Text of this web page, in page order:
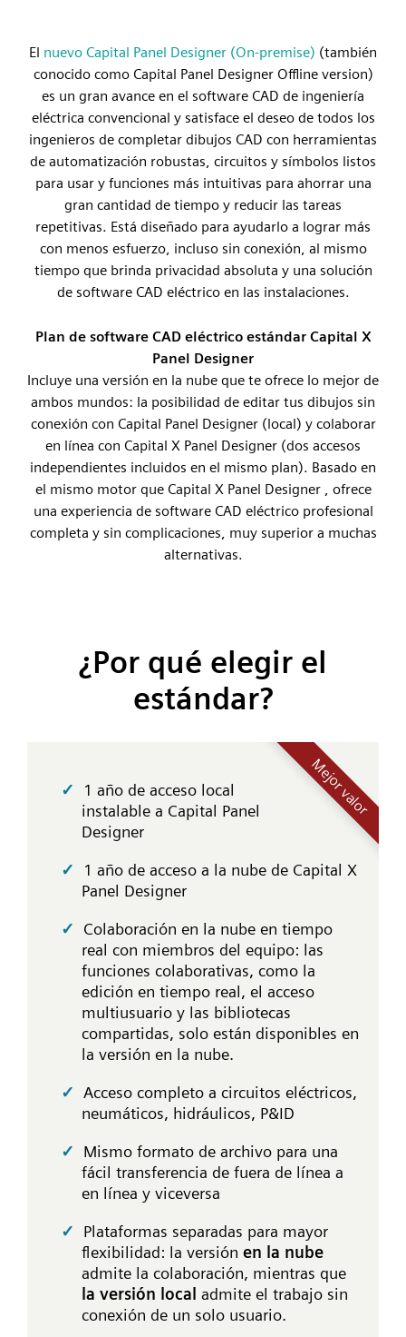
El nuevo Capital Panel Designer (On-premise) (también
conocido como Capital Panel Designer Offline version)
es un gran avance en el software CAD de ingeniería
eléctrica convencional y satisface el deseo de todos los
ingenieros de completar dibujos CAD con herramientas
de automatización robustas, circuitos y símbolos listos
para usar y funciones más intuitivas para ahorrar una
gran cantidad de tiempo y reducir las tareas
repetitivas. Está diseñado para ayudarlo a lograr más
con menos esfuerzo, incluso sin conexión, al mismo
tiempo que brinda privacidad absoluta y una solución
de software CAD eléctrico en las instalaciones.
Plan de software CAD eléctrico estándar Capital X
Panel Designer
Incluye una versión en la nube que te ofrece lo mejor de
ambos mundos: la posibilidad de editar tus dibujos sin
conexión con Capital Panel Designer (local) y colaborar
en línea con Capital X Panel Designer (dos accesos
independientes incluidos en el mismo plan). Basado en
el mismo motor que Capital X Panel Designer , ofrece
una experiencia de software CAD eléctrico profesional
completa y sin complicaciones, muy superior a muchas
alternativas.
¿Por qué elegir el
estándar?
1 año de acceso local
instalable a Capital Panel
Designer
1 año de acceso a la nube de Capital X
Panel Designer
Colaboración en la nube en tiempo
real con miembros del equipo: las
funciones colaborativas, como la
edición en tiempo real, el acceso
multiusuario y las bibliotecas
compartidas, solo están disponibles en
la versión en la nube.
Acceso completo a circuitos eléctricos,
neumáticos, hidráulicos, P&ID
Mismo formato de archivo para una
fácil transferencia de fuera de línea a
en línea y viceversa
Plataformas separadas para mayor
flexibilidad: la versión en la nube
admite la colaboración, mientras que
la versión local admite el trabajo sin
conexión de un solo usuario.
Mejor valor